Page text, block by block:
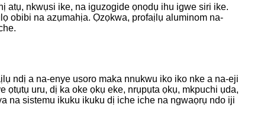
atụ, nkwụsi ike, na iguzogide ọnọdụ ihu igwe siri ike.
obibi na azụmahịa. Ọzọkwa, profaịlụ aluminom na-
ndị a na-enye usoro maka nnukwu iko iko nke a na-eji
uru, dị ka oke ọkụ eke, nrụpụta ọkụ, mkpuchi ụda,
na sistemu ikuku ikuku dị iche iche na ngwaọrụ ndo iji